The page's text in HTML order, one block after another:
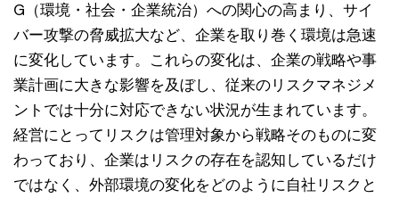
G（環境・社会・企業統治）への関心の高まり、サイ
バー攻撃の脅威拡大など、企業を取り巻く環境は急速
に変化しています。これらの変化は、企業の戦略や事
業計画に大きな影響を及ぼし、従来のリスクマネジメ
ントでは十分に対応できない状況が生まれています。
経営にとってリスクは管理対象から戦略そのものに変
わっており、企業はリスクの存在を認知しているだけ
ではなく、外部環境の変化をどのように自社リスクと